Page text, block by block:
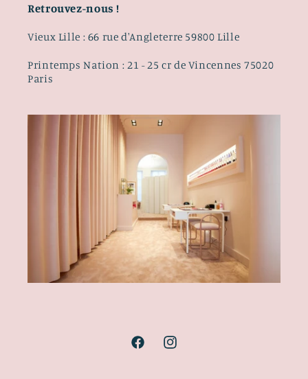
Retrouvez-nous !
Vieux Lille : 66 rue d'Angleterre 59800 Lille
Printemps Nation : 21 - 25 cr de Vincennes 75020
Paris
FacebookInstagram